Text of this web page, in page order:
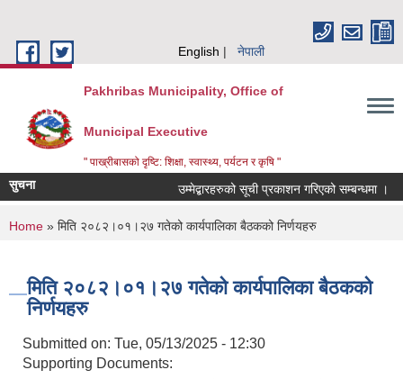
English नेपाली
Pakhribas Municipality, Office of
Municipal Executive
" पाख्रीबासको दृष्टि: शिक्षा, स्वास्थ्य, पर्यटन र कृषि "
सुचना उम्मेद्बारहरुको सूची प्रकाशन गरिएको सम्बन्धमा ।
You are here
Home » मिति २०८२।०१।२७ गतेको कार्यपालिका बैठकको निर्णयहरु
मिति २०८२।०१।२७ गतेको कार्यपालिका बैठकको
निर्णयहरु
Submitted on: Tue, 05/13/2025 - 12:30
Supporting Documents: